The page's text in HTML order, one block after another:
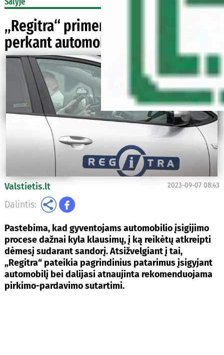
„Regitra“ primena, ką svarbu žinoti
perkant automobilį
Valstietis.lt 2023-09-07 08:43
Dalintis:
Pastebima, kad gyventojams automobilio įsigijimo
procese dažnai kyla klausimų, į ką reikėtų atkreipti
dėmesį sudarant sandorį. Atsižvelgiant į tai,
„Regitra“ pateikia pagrindinius patarimus įsigyjant
automobilį bei dalijasi atnaujinta rekomenduojama
pirkimo-pardavimo sutartimi.